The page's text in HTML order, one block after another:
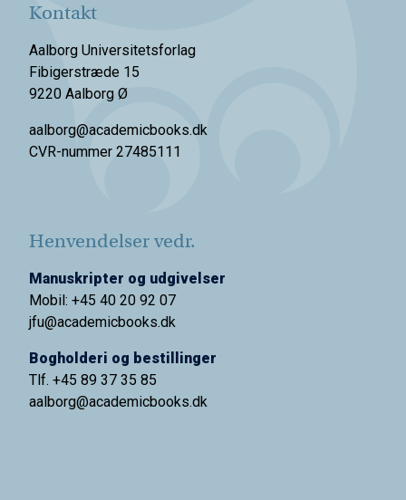
Kontakt
Aalborg Universitetsforlag
Fibigerstræde 15
9220 Aalborg Ø
aalborg@academicbooks.dk
CVR-nummer 27485111
Henvendelser vedr.
Manuskripter og udgivelser
Mobil: +45 40 20 92 07
jfu@academicbooks.dk
Bogholderi og bestillinger
Tlf. +45 89 37 35 85
aalborg@academicbooks.dk